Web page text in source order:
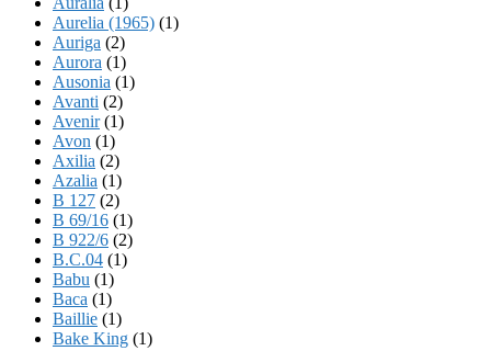
Aurelia (1965) (1)
Auriga (2)
Aurora (1)
Ausonia (1)
Avanti (2)
Avenir(1)
Avon (1)
Axilia (2)
Azalia (1)
B 127 (2)
B 69/16 (1)
B 922/6 (2)
B.C.04 (1)
Babu (1)
Baca (1)
Baillie (1)
Bake King (1)